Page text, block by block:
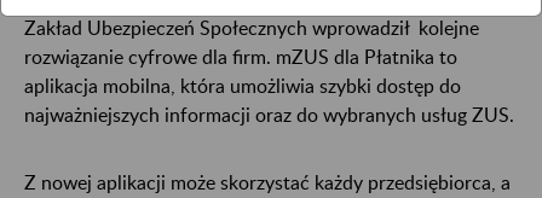
Zakład Ubezpieczeń Społecznych wprowadził kolejne
rozwiązanie cyfrowe dla firm. mZUS dla Płatnika to
aplikacja mobilna, która umożliwia szybki dostęp do
najważniejszych informacji oraz do wybranych usług ZUS.
Z nowej aplikacji może skorzystać każdy przedsiębiorca, a